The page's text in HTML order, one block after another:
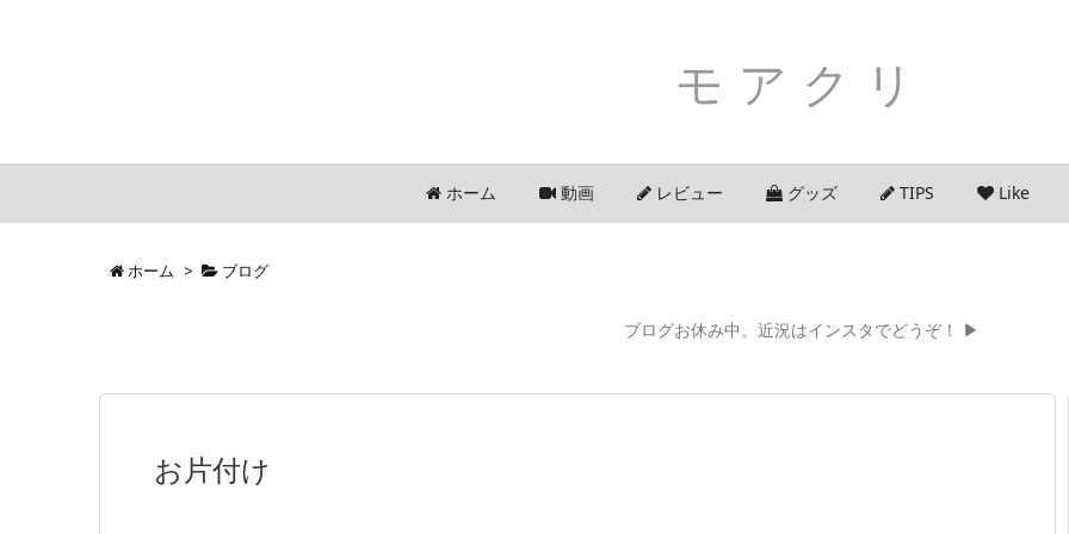
モアクリ
ホーム 動画 レビュー グッズ TIPS Like
ホーム > ブログ
ブログお休み中。近況はインスタでどうぞ！ ▶
お片付け